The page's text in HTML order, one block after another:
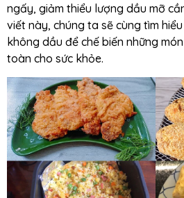
ngấy, giảm thiểu lượng dầu mỡ
viết này, chúng ta sẽ cùng tìm
không dầu để chế biến những
toàn cho sức khỏe.